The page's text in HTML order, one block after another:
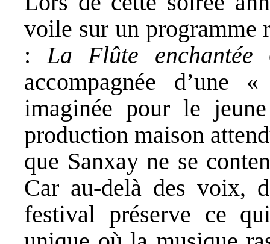
voile sur un programme
:La Flûte enchantée
accompagnée d’une
imaginée pour le
production maison
que Sanxay ne se
Car au-delà des voix,
festival préserve ce